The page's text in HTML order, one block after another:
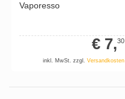
Vaporesso
€ 7,30
inkl. MwSt. zzgl.Versandkosten